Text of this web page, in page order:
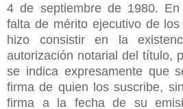
4 de septiembre de 1980.
falta de mérito ejecutivo de
hizo consistir en la
autorización notarial del título,
se indica expresamente que
firma de quien los suscribe,
firma a la fecha de su